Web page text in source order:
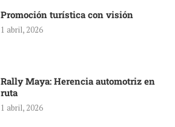
Promoción turística con visión
1 abril, 2026
Rally Maya: Herencia automotriz en
ruta
1 abril, 2026